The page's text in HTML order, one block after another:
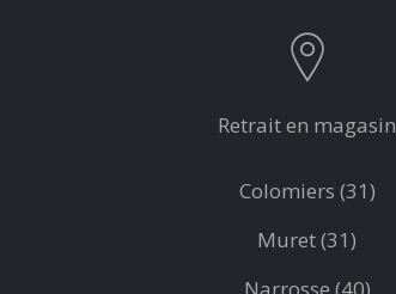
Retrait en magasin
Colomiers (31)
Muret (31)